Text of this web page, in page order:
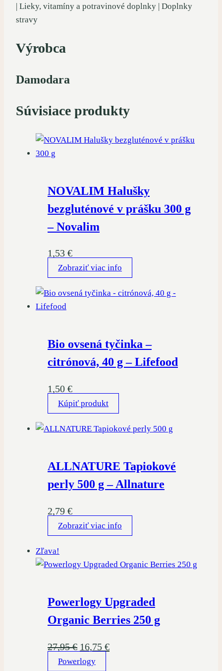
| Lieky, vitamíny a potravinové doplnky | Doplnky
stravy
Výrobca
Damodara
Súvisiace produkty
NOVALIM Halušky
bezgluténové v prášku 300 g
– Novalim
1,53 €
Zobraziť viac info
Bio ovsená tyčinka –
citrónová, 40 g – Lifefood
1,50 €
Kúpiť produkt
ALLNATURE Tapiokové
perly 500 g – Allnature
2,79 €
Zobraziť viac info
Zľava!
Powerlogy Upgraded
Organic Berries 250 g
27,95€ Pôvodná
cena
16,75 €Aktuálna
Powerlogy